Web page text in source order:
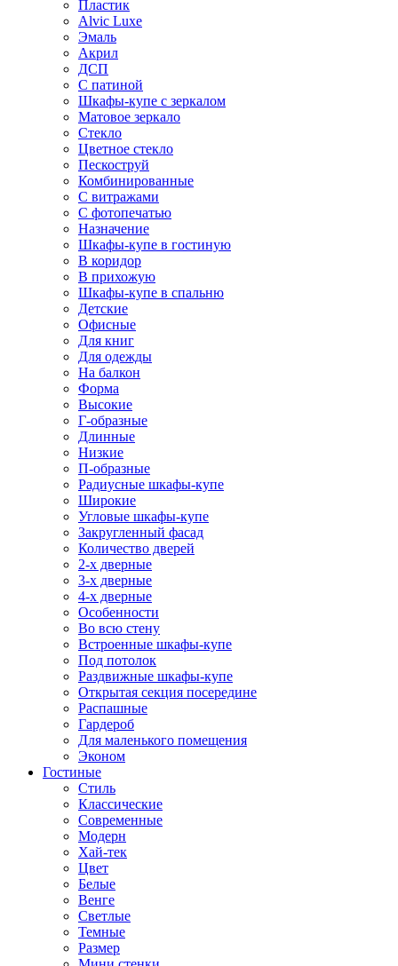
Пластик
Alvic Luxe
Эмаль
Акрил
ДСП
С патиной
Шкафы-купе с зеркалом
Матовое зеркало
Стекло
Цветное стекло
Пескоструй
Комбинированные
С витражами
С фотопечатью
Назначение
Шкафы-купе в гостиную
В коридор
В прихожую
Шкафы-купе в спальню
Детские
Офисные
Для книг
Для одежды
На балкон
Форма
Высокие
Г-образные
Длинные
Низкие
П-образные
Радиусные шкафы-купе
Широкие
Угловые шкафы-купе
Закругленный фасад
Количество дверей
2-х дверные
3-х дверные
4-х дверные
Особенности
Во всю стену
Встроенные шкафы-купе
Под потолок
Раздвижные шкафы-купе
Открытая секция посередине
Распашные
Гардероб
Для маленького помещения
Эконом
Гостиные
Стиль
Классические
Современные
Модерн
Хай-тек
Цвет
Белые
Венге
Светлые
Темные
Размер